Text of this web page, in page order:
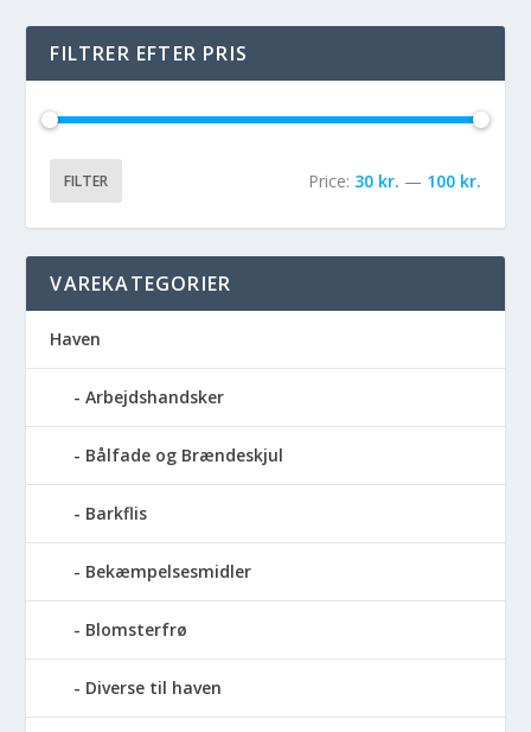
FILTRER EFTER PRIS
FILTER Price: 30 kr. — 100 kr.
VAREKATEGORIER
Haven
Arbejdshandsker
Bålfade og Brændeskjul
Barkflis
Bekæmpelsesmidler
Blomsterfrø
Diverse til haven